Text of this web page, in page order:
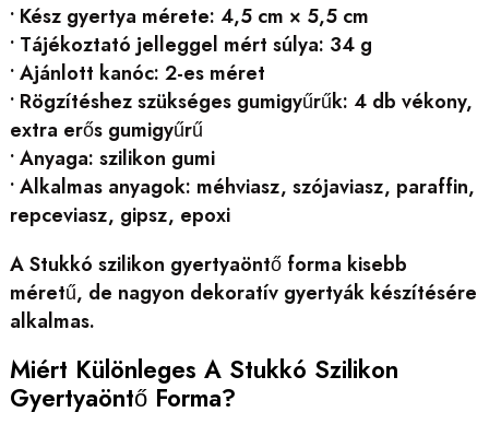
• Kész gyertya mérete: 4,5 cm × 5,5 cm
• Tájékoztató jelleggel mért súlya: 34 g
• Ajánlott kanóc: 2-es méret
• Rögzítéshez szükséges gumigyűrűk: 4 db vékony,
extra erős gumigyűrű
• Anyaga: szilikon gumi
• Alkalmas anyagok: méhviasz, szójaviasz, paraffin,
repceviasz, gipsz, epoxi
A Stukkó szilikon gyertyaöntő forma kisebb
méretű, de nagyon dekoratív gyertyák készítésére
alkalmas.
Miért Különleges A Stukkó Szilikon
Gyertyaöntő Forma?